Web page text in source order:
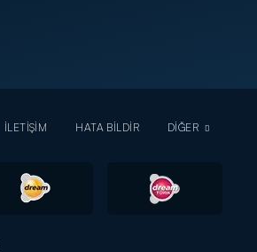
İLETİŞİM HATA BİLDİR DİĞER